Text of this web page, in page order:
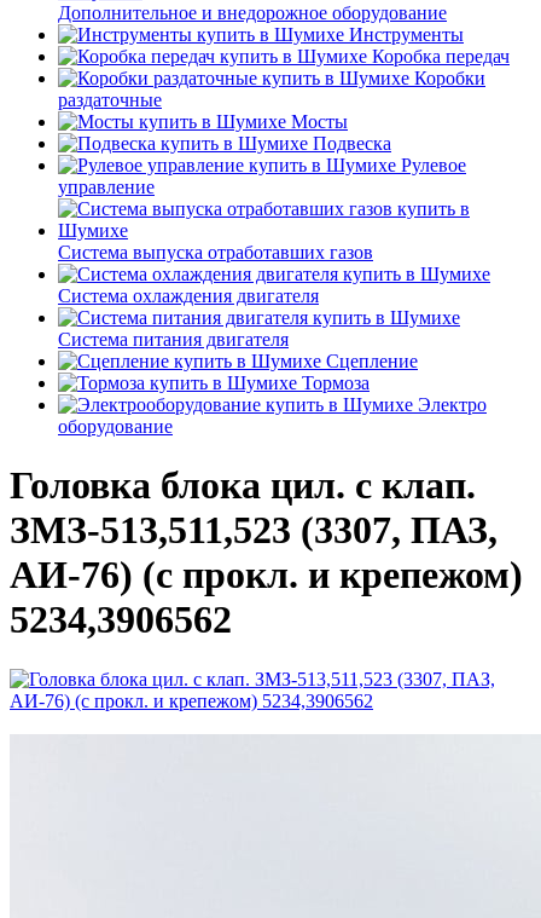
Дополнительное и внедорожное оборудование
Инструменты
Коробка передач
Коробки
раздаточные
Мосты
Подвеска
Рулевое
управление
Система выпуска отработавших газов
Система охлаждения двигателя
Система питания двигателя
Сцепление
Тормоза
Электро
оборудование
Головка блока цил. с клап.
ЗМЗ-513,511,523 (3307, ПАЗ,
АИ-76) (с прокл. и крепежом)
5234,3906562